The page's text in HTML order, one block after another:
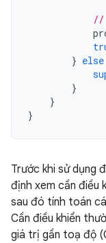
//
} else
}
}
}
Trước khi sử dụng
định xem cần điều
sau đó tính toán
Cần điều khiển
giá trị gần toạ độ